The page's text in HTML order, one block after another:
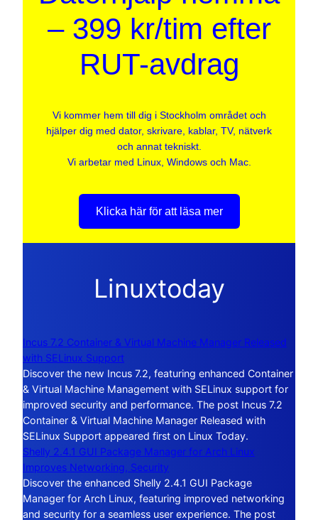
– 399 kr/tim efter
RUT-avdrag
Vi kommer hem till dig i Stockholm området och
hjälper dig med dator, skrivare, kablar, TV, nätverk
och annat tekniskt.
Vi arbetar med Linux, Windows och Mac.
Klicka här för att läsa mer
Linuxtoday
Incus 7.2 Container & Virtual Machine Manager Released
with SELinux Support
Discover the new Incus 7.2, featuring enhanced Container
& Virtual Machine Management with SELinux support for
improved security and performance. The post Incus 7.2
Container & Virtual Machine Manager Released with
SELinux Support appeared first on Linux Today.
Shelly 2.4.1 GUI Package Manager for Arch Linux
Improves Networking, Security
Discover the enhanced Shelly 2.4.1 GUI Package
Manager for Arch Linux, featuring improved networking
and security for a seamless user experience. The post